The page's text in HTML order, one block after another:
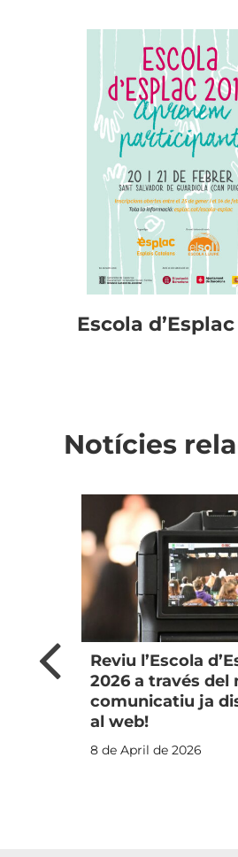
Escola d’Esplac
Notícies
Reviu l’Escola
2026 a través del
comunicatiu ja
al web!
8 de April de 2026